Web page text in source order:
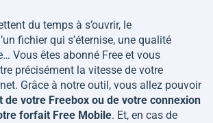
du temps à s’ouvrir, le
fichier qui s’éternise, une qualité
Vous êtes abonné Free et vous
précisément la vitesse de votre
Grâce à notre outil, vous allez pouvoir
de votre Freebox ou de votre connexion
forfait Free Mobile. Et, en cas de